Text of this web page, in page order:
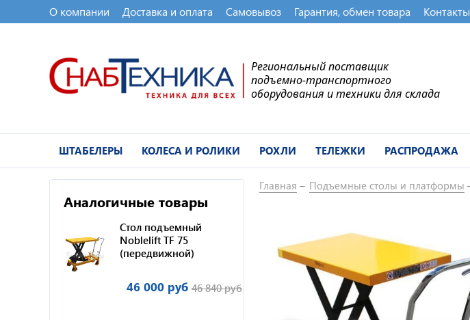
О компании Доставка и оплата Самовывоз Гарантия, обмен товара Контакты
Региональный поставщик
подъемно-транспортного
оборудования и техники для склада
ШТАБЕЛЕРЫ КОЛЕСА И РОЛИКИ РОХЛИ ТЕЛЕЖКИ РАСПРОДАЖА
Аналогичные товары
Стол подъемный
Noblelift TF 75
(передвижной)
46 000 руб 46 840 руб
Главная Подъемные столы и платформы